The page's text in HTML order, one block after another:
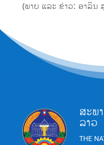
(ພາບ ແລະ ຂ່າວ: ອາລິນ
ສະພ
ລາວ
THE